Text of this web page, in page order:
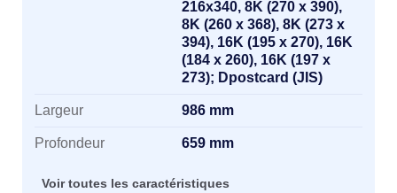
216x340, 8K (270 x 390),
8K (260 x 368), 8K (273 x
394), 16K (195 x 270), 16K
(184 x 260), 16K (197 x
273); Dpostcard (JIS)
Largeur 986 mm
Profondeur 659 mm
Voir toutes les caractéristiques